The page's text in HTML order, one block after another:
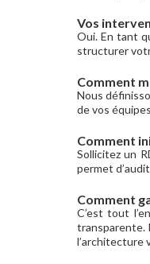
Vos
Oui. En tant
structurer
Comment
Nous
de vos
Comment
Sollicitez un
permet
Comment
C’est tout
transparente.
l’architecture